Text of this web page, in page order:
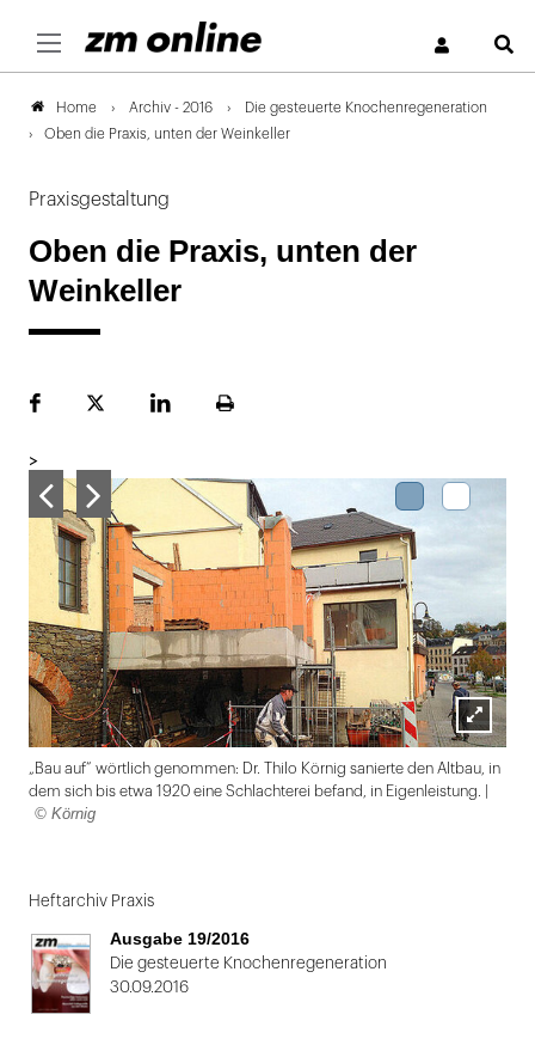
Home Archiv - 2016
Die gesteuerte Knochenregeneration
Oben die Praxis, unten der Weinkeller
Praxisgestaltung
Oben die Praxis, unten der
Weinkeller
FacebookPlattformLinekdInSeite
>
Lightbox
öffnen
„Bau auf“ wörtlich genommen: Dr. Thilo Körnig sanierte den Altbau, in
dem sich bis etwa 1920 eine Schlachterei befand, in Eigenleistung. |
© Körnig
1
von
2:
„Bau
Heftarchiv Praxis
Ausgabe 19/2016
Die gesteuerte Knochenregeneration
30.09.2016